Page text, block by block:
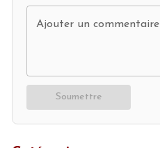
Ajouter un commentaire
Soumettre